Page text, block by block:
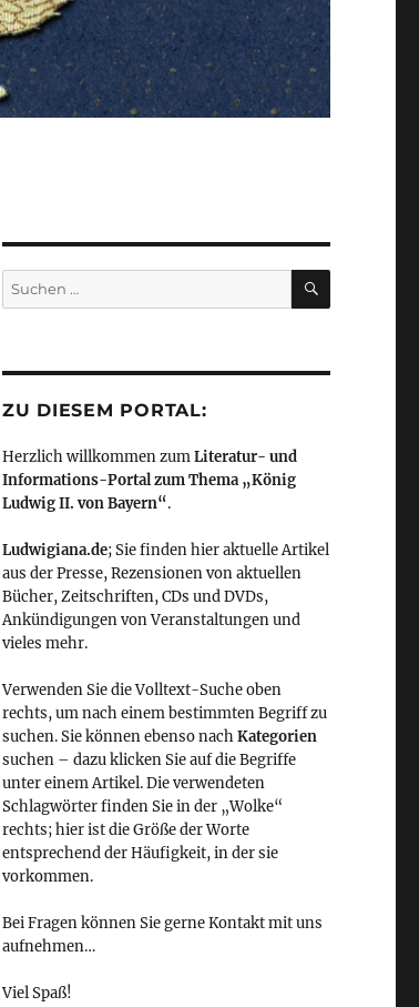
Suchen
nach:
SUCHEN
ZU DIESEM PORTAL:
Herzlich willkommen zumLiteratur- und
Informations-Portal zum Thema „König
Ludwig II. von Bayern“.
Ludwigiana.de; Sie finden hier aktuelle Artikel
aus der Presse, Rezensionen von aktuellen
Bücher, Zeitschriften, CDs und DVDs,
Ankündigungen von Veranstaltungen und
vieles mehr.
Verwenden Sie die Volltext-Suche oben
rechts, um nach einem bestimmten Begriff zu
suchen. Sie können ebenso nachKategorien
suchen – dazu klicken Sie auf die Begriffe
unter einem Artikel. Die verwendeten
Schlagwörter finden Sie in der „Wolke“
rechts; hier ist die Größe der Worte
entsprechend der Häufigkeit, in der sie
vorkommen.
Bei Fragen können Sie gerne Kontakt mit uns
aufnehmen…
Viel Spaß!